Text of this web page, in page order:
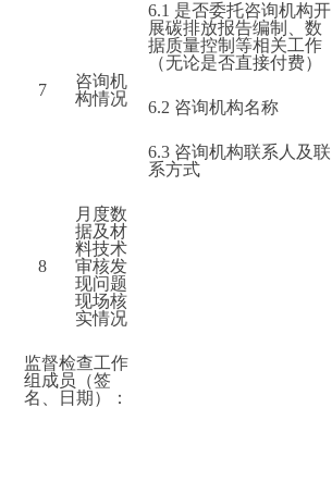
7
咨询机
构情况
6.1 是否委托咨询机构开
展碳排放报告编制、数
据质量控制等相关工作
（无论是否直接付费）
6.2 咨询机构名称
6.3 咨询机构联系人及联
系方式
8
月度数
据及材
料技术
审核发
现问题
现场核
实情况
监督检查工作
组成员（签
名、日期）：